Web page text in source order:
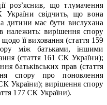
роз’яснив, що тлумачення
України свідчить, що вона
дитини має бути вислухана
належить: вирішення спору
її виховання (стаття 159
між батьками, іншими
(стаття 161 СК України);
батьківських прав (стаття
спору про поновлення
України); вирішення спору
177 СК України).